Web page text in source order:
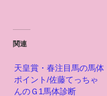
関連
天皇賞・春注目馬の馬体
ポイント/佐藤てっちゃ
んのＧ1馬体診断